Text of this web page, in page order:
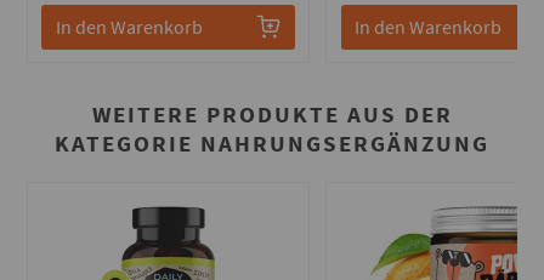
In den Warenkorb In den Warenkorb
WEITERE PRODUKTE AUS DER
KATEGORIE NAHRUNGSERGÄNZUNG